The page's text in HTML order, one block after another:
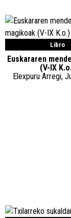
Libro
Euskararen
(V-IX
Elexpuru Arregi,